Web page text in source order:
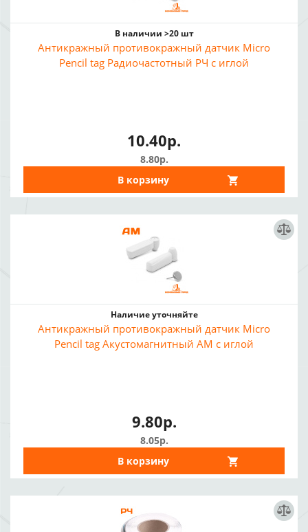
В наличии >20 шт
Антикражный противокражный датчик Micro
Pencil tag Радиочастотный РЧ с иглой
10.40р.
8.80р.
В корзину
Наличие уточняйте
Антикражный противокражный датчик Micro
Pencil tag Акустомагнитный АМ с иглой
9.80р.
8.05р.
В корзину